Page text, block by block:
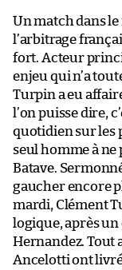
Un match dans
l’arbitrage
fort. Acteur
enjeu qui n’a
Turpin a eu
l’on puisse dire,
quotidien sur les
seul homme à ne
Batave.
gaucher encore
mardi, Clément
logique, après un
Hernandez. Tout
Ancelotti ont